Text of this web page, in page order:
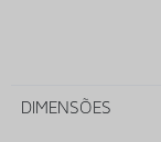
DIMENSÕES